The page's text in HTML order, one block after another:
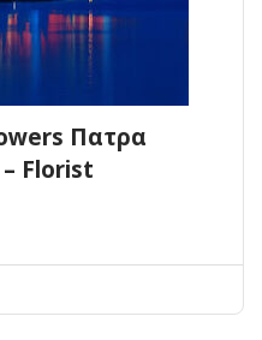
Πατρα
Florist